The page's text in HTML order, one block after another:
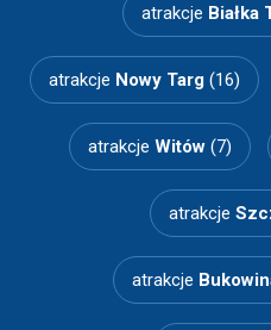
atrakcje Białka
atrakcje Nowy Targ (16)
atrakcje Witów(7)
atrakcje
atrakcje